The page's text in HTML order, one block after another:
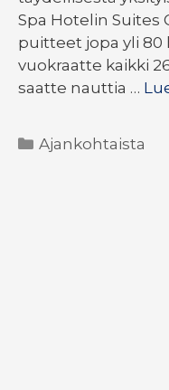
Spa Hotelin Suites
puitteet jopa yli
vuokraatte kaikki
saatte nauttia …
Kategoriat
Ajankohtaista